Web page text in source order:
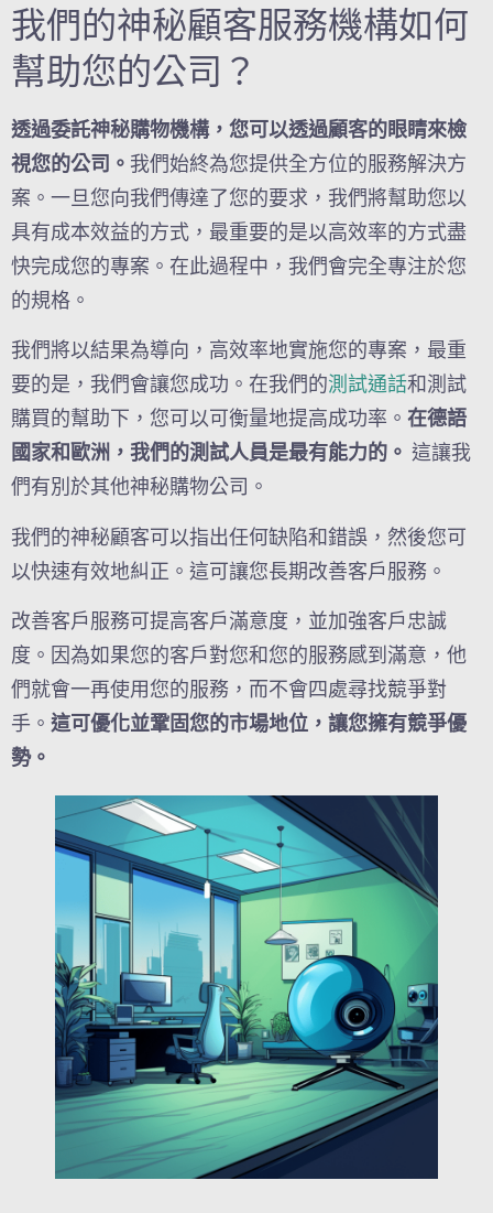
我們的神秘顧客服務機構如何
幫助您的公司？
透過委託神秘購物機構，您可以透過顧客的眼睛來檢
視您的公司。 我們始終為您提供全方位的服務解決方
案。一旦您向我們傳達了您的要求，我們將幫助您以
具有成本效益的方式，最重要的是以高效率的方式盡
快完成您的專案。在此過程中，我們會完全專注於您
的規格。
我們將以結果為導向，高效率地實施您的專案，最重
要的是，我們會讓您成功。在我們的測試通話和測試
購買的幫助下，您可以可衡量地提高成功率。 在德語
國家和歐洲，我們的測試人員是最有能力的。 這讓我
們有別於其他神秘購物公司。
我們的神秘顧客可以指出任何缺陷和錯誤，然後您可
以快速有效地糾正。這可讓您長期改善客戶服務。
改善客戶服務可提高客戶滿意度，並加強客戶忠誠
度。因為如果您的客戶對您和您的服務感到滿意，他
們就會一再使用您的服務，而不會四處尋找競爭對
手。 這可優化並鞏固您的市場地位，讓您擁有競爭優
勢。